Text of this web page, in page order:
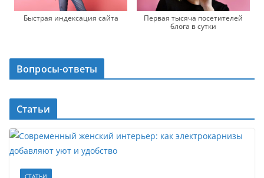
Быстрая индексация сайта
Первая тысяча посетителей
блога в сутки
Вопросы-ответы
Статьи